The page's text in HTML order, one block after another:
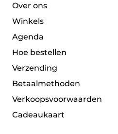
Over ons
Winkels
Agenda
Hoe bestellen
Verzending
Betaalmethoden
Verkoopsvoorwaarden
Cadeaukaart